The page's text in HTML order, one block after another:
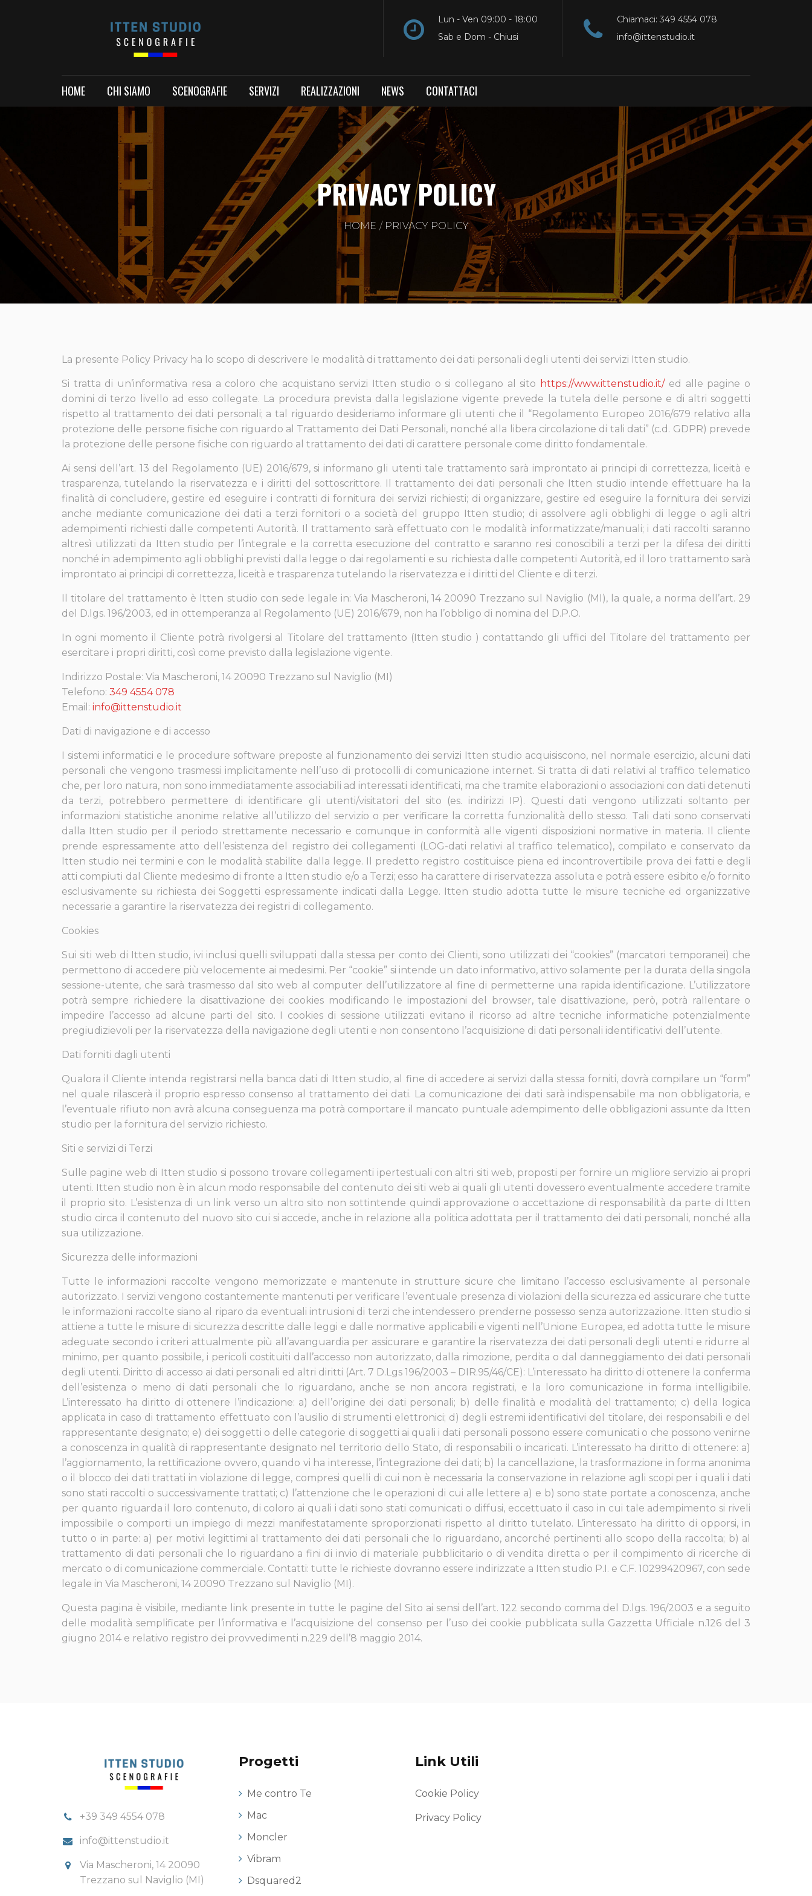
Chiamaci: 349 4554 078
info@ittenstudio.it
Lun - Ven 09:00 - 18:00
Sab e Dom - Chiusi
HOME CHI SIAMO SCENOGRAFIE SERVIZI REALIZZAZIONI NEWS CONTATTACI
PRIVACY POLICY
HOME PRIVACY POLICY
La presente Policy Privacy ha lo scopo di descrivere le modalità di trattamento dei dati personali degli utenti dei servizi Itten studio.
Si tratta di un’informativa resa a coloro che acquistano servizi Itten studio o si collegano al sito https://www.ittenstudio.it/ed alle pagine o
domini di terzo livello ad esso collegate. La procedura prevista dalla legislazione vigente prevede la tutela delle persone e di altri soggetti
rispetto al trattamento dei dati personali; a tal riguardo desideriamo informare gli utenti che il “Regolamento Europeo 2016/679 relativo alla
protezione delle persone fisiche con riguardo al Trattamento dei Dati Personali, nonché alla libera circolazione di tali dati” (c.d. GDPR) prevede
la protezione delle persone fisiche con riguardo al trattamento dei dati di carattere personale come diritto fondamentale.
Ai sensi dell’art. 13 del Regolamento (UE) 2016/679, si informano gli utenti tale trattamento sarà improntato ai principi di correttezza, liceità e
trasparenza, tutelando la riservatezza e i diritti del sottoscrittore. Il trattamento dei dati personali che Itten studio intende effettuare ha la
finalità di concludere, gestire ed eseguire i contratti di fornitura dei servizi richiesti; di organizzare, gestire ed eseguire la fornitura dei servizi
anche mediante comunicazione dei dati a terzi fornitori o a società del gruppo Itten studio; di assolvere agli obblighi di legge o agli altri
adempimenti richiesti dalle competenti Autorità. Il trattamento sarà effettuato con le modalità informatizzate/manuali; i dati raccolti saranno
altresì utilizzati da Itten studio per l’integrale e la corretta esecuzione del contratto e saranno resi conoscibili a terzi per la difesa dei diritti
nonché in adempimento agli obblighi previsti dalla legge o dai regolamenti e su richiesta dalle competenti Autorità, ed il loro trattamento sarà
improntato ai principi di correttezza, liceità e trasparenza tutelando la riservatezza e i diritti del Cliente e di terzi.
Il titolare del trattamento è Itten studio con sede legale in: Via Mascheroni, 14 20090 Trezzano sul Naviglio (MI), la quale, a norma dell’art. 29
del D.lgs. 196/2003, ed in ottemperanza al Regolamento (UE) 2016/679, non ha l’obbligo di nomina del D.P.O.
In ogni momento il Cliente potrà rivolgersi al Titolare del trattamento (Itten studio ) contattando gli uffici del Titolare del trattamento per
esercitare i propri diritti, così come previsto dalla legislazione vigente.
Indirizzo Postale: Via Mascheroni, 14 20090 Trezzano sul Naviglio (MI)
Telefono: 349 4554 078
Email: info@ittenstudio.it
Dati di navigazione e di accesso
I sistemi informatici e le procedure software preposte al funzionamento dei servizi Itten studio acquisiscono, nel normale esercizio, alcuni dati
personali che vengono trasmessi implicitamente nell’uso di protocolli di comunicazione internet. Si tratta di dati relativi al traffico telematico
che, per loro natura, non sono immediatamente associabili ad interessati identificati, ma che tramite elaborazioni o associazioni con dati detenuti
da terzi, potrebbero permettere di identificare gli utenti/visitatori del sito (es. indirizzi IP). Questi dati vengono utilizzati soltanto per
informazioni statistiche anonime relative all’utilizzo del servizio o per verificare la corretta funzionalità dello stesso. Tali dati sono conservati
dalla Itten studio per il periodo strettamente necessario e comunque in conformità alle vigenti disposizioni normative in materia. Il cliente
prende espressamente atto dell’esistenza del registro dei collegamenti (LOG-dati relativi al traffico telematico), compilato e conservato da
Itten studio nei termini e con le modalità stabilite dalla legge. Il predetto registro costituisce piena ed incontrovertibile prova dei fatti e degli
atti compiuti dal Cliente medesimo di fronte a Itten studio e/o a Terzi; esso ha carattere di riservatezza assoluta e potrà essere esibito e/o fornito
esclusivamente su richiesta dei Soggetti espressamente indicati dalla Legge. Itten studio adotta tutte le misure tecniche ed organizzative
necessarie a garantire la riservatezza dei registri di collegamento.
Cookies
Sui siti web di Itten studio, ivi inclusi quelli sviluppati dalla stessa per conto dei Clienti, sono utilizzati dei “cookies” (marcatori temporanei) che
permettono di accedere più velocemente ai medesimi. Per “cookie” si intende un dato informativo, attivo solamente per la durata della singola
sessione-utente, che sarà trasmesso dal sito web al computer dell’utilizzatore al fine di permetterne una rapida identificazione. L’utilizzatore
potrà sempre richiedere la disattivazione dei cookies modificando le impostazioni del browser, tale disattivazione, però, potrà rallentare o
impedire l’accesso ad alcune parti del sito. I cookies di sessione utilizzati evitano il ricorso ad altre tecniche informatiche potenzialmente
pregiudizievoli per la riservatezza della navigazione degli utenti e non consentono l’acquisizione di dati personali identificativi dell’utente.
Dati forniti dagli utenti
Qualora il Cliente intenda registrarsi nella banca dati di Itten studio, al fine di accedere ai servizi dalla stessa forniti, dovrà compilare un “form”
nel quale rilascerà il proprio espresso consenso al trattamento dei dati. La comunicazione dei dati sarà indispensabile ma non obbligatoria, e
l’eventuale rifiuto non avrà alcuna conseguenza ma potrà comportare il mancato puntuale adempimento delle obbligazioni assunte da Itten
studio per la fornitura del servizio richiesto.
Siti e servizi di Terzi
Sulle pagine web di Itten studio si possono trovare collegamenti ipertestuali con altri siti web, proposti per fornire un migliore servizio ai propri
utenti. Itten studio non è in alcun modo responsabile del contenuto dei siti web ai quali gli utenti dovessero eventualmente accedere tramite
il proprio sito. L’esistenza di un link verso un altro sito non sottintende quindi approvazione o accettazione di responsabilità da parte di Itten
studio circa il contenuto del nuovo sito cui si accede, anche in relazione alla politica adottata per il trattamento dei dati personali, nonché alla
sua utilizzazione.
Sicurezza delle informazioni
Tutte le informazioni raccolte vengono memorizzate e mantenute in strutture sicure che limitano l’accesso esclusivamente al personale
autorizzato. I servizi vengono costantemente mantenuti per verificare l’eventuale presenza di violazioni della sicurezza ed assicurare che tutte
le informazioni raccolte siano al riparo da eventuali intrusioni di terzi che intendessero prenderne possesso senza autorizzazione. Itten studio si
attiene a tutte le misure di sicurezza descritte dalle leggi e dalle normative applicabili e vigenti nell’Unione Europea, ed adotta tutte le misure
adeguate secondo i criteri attualmente più all’avanguardia per assicurare e garantire la riservatezza dei dati personali degli utenti e ridurre al
minimo, per quanto possibile, i pericoli costituiti dall’accesso non autorizzato, dalla rimozione, perdita o dal danneggiamento dei dati personali
degli utenti. Diritto di accesso ai dati personali ed altri diritti (Art. 7 D.Lgs 196/2003 – DIR.95/46/CE): L’interessato ha diritto di ottenere la conferma
dell’esistenza o meno di dati personali che lo riguardano, anche se non ancora registrati, e la loro comunicazione in forma intelligibile.
L’interessato ha diritto di ottenere l’indicazione: a) dell’origine dei dati personali; b) delle finalità e modalità del trattamento; c) della logica
applicata in caso di trattamento effettuato con l’ausilio di strumenti elettronici; d) degli estremi identificativi del titolare, dei responsabili e del
rappresentante designato; e) dei soggetti o delle categorie di soggetti ai quali i dati personali possono essere comunicati o che possono venirne
a conoscenza in qualità di rappresentante designato nel territorio dello Stato, di responsabili o incaricati. L’interessato ha diritto di ottenere: a)
l’aggiornamento, la rettificazione ovvero, quando vi ha interesse, l’integrazione dei dati; b) la cancellazione, la trasformazione in forma anonima
o il blocco dei dati trattati in violazione di legge, compresi quelli di cui non è necessaria la conservazione in relazione agli scopi per i quali i dati
sono stati raccolti o successivamente trattati; c) l’attenzione che le operazioni di cui alle lettere a) e b) sono state portate a conoscenza, anche
per quanto riguarda il loro contenuto, di coloro ai quali i dati sono stati comunicati o diffusi, eccettuato il caso in cui tale adempimento si riveli
impossibile o comporti un impiego di mezzi manifestatamente sproporzionati rispetto al diritto tutelato. L’interessato ha diritto di opporsi, in
tutto o in parte: a) per motivi legittimi al trattamento dei dati personali che lo riguardano, ancorché pertinenti allo scopo della raccolta; b) al
trattamento di dati personali che lo riguardano a fini di invio di materiale pubblicitario o di vendita diretta o per il compimento di ricerche di
mercato o di comunicazione commerciale. Contatti: tutte le richieste dovranno essere indirizzate a Itten studio P.I. e C.F. 10299420967, con sede
legale in Via Mascheroni, 14 20090 Trezzano sul Naviglio (MI).
Questa pagina è visibile, mediante link presente in tutte le pagine del Sito ai sensi dell’art. 122 secondo comma del D.lgs. 196/2003 e a seguito
delle modalità semplificate per l’informativa e l’acquisizione del consenso per l’uso dei cookie pubblicata sulla Gazzetta Ufficiale n.126 del 3
giugno 2014 e relativo registro dei provvedimenti n.229 dell’8 maggio 2014.
+39 349 4554 078
info@ittenstudio.it
Via Mascheroni, 14 20090
Trezzano sul Naviglio (MI)
Progetti
Me contro Te
Mac
Moncler
Vibram
Dsquared2
Link Utili
Cookie Policy
Privacy Policy